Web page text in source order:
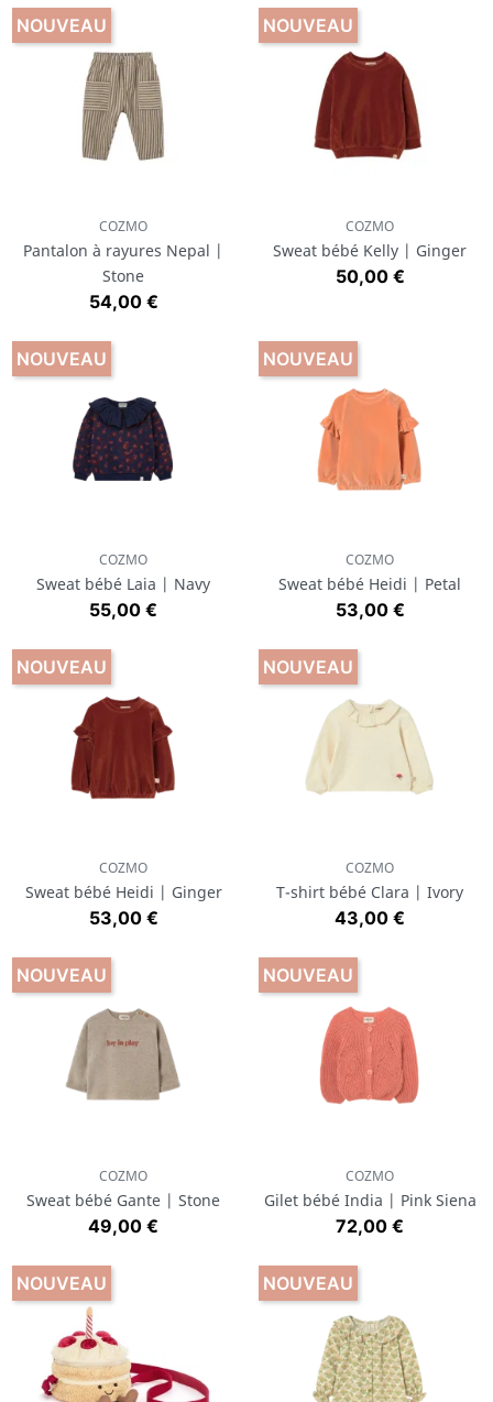
COZMO
Pantalon à rayures Nepal |
Stone
Prix
54,00 €
NOUVEAU
COZMO
Sweat bébé Kelly | Ginger
Prix
50,00 €
NOUVEAU
COZMO
Sweat bébé Laia | Navy
Prix
55,00 €
NOUVEAU
COZMO
Sweat bébé Heidi | Petal
Prix
53,00 €
NOUVEAU
COZMO
Sweat bébé Heidi | Ginger
Prix
53,00 €
NOUVEAU
COZMO
T-shirt bébé Clara | Ivory
Prix
43,00 €
NOUVEAU
COZMO
Sweat bébé Gante | Stone
Prix
49,00 €
NOUVEAU
COZMO
Gilet bébé India | Pink Siena
Prix
72,00 €
NOUVEAU
NOUVEAU NOUVEAU